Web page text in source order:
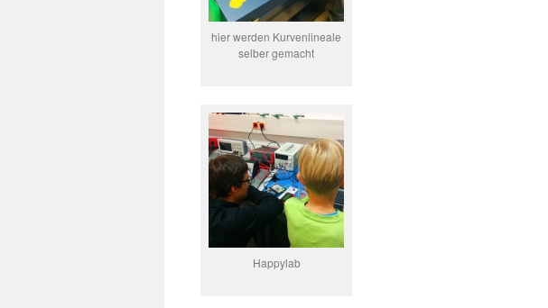
hier werden Kurvenlineale
selber gemacht
Happylab